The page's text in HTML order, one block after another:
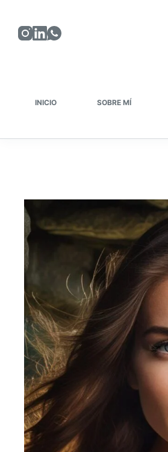
contenido
INICIO SOBRE MÍ